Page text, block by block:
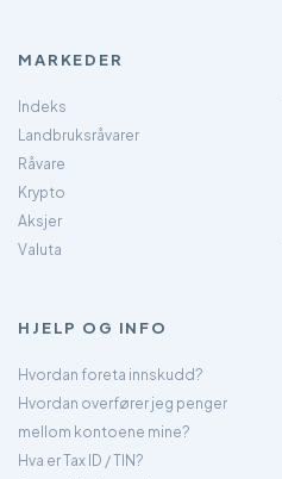
MARKEDER
Indeks
Landbruksråvarer
Råvare
Krypto
Aksjer
Valuta
HJELP OG INFO
Hvordan foreta innskudd?
Hvordan overfører jeg penger
mellom kontoene mine?
Hva er Tax ID / TIN?